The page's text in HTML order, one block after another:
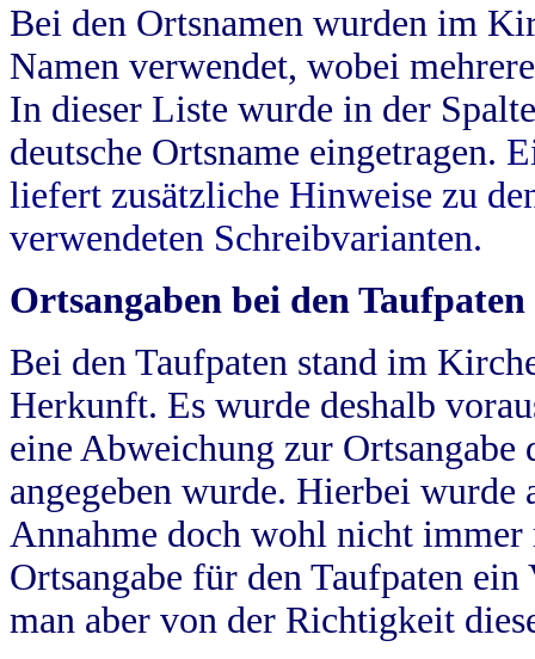
Bei den Ortsnamen wurden im
Namen verwendet, wobei
In dieser Liste wurde in der
deutsche Ortsname eingetragen.
liefert zusätzliche Hinweise zu
verwendeten Schreibvarianten.
Ortsangaben bei den Taufpaten
Bei den Taufpaten stand im
Herkunft. Es wurde deshalb
eine Abweichung zur
angegeben wurde. Hierbei wurde
Annahme doch wohl nicht
Ortsangabe für den Taufpaten
man aber von der Richtigkeit